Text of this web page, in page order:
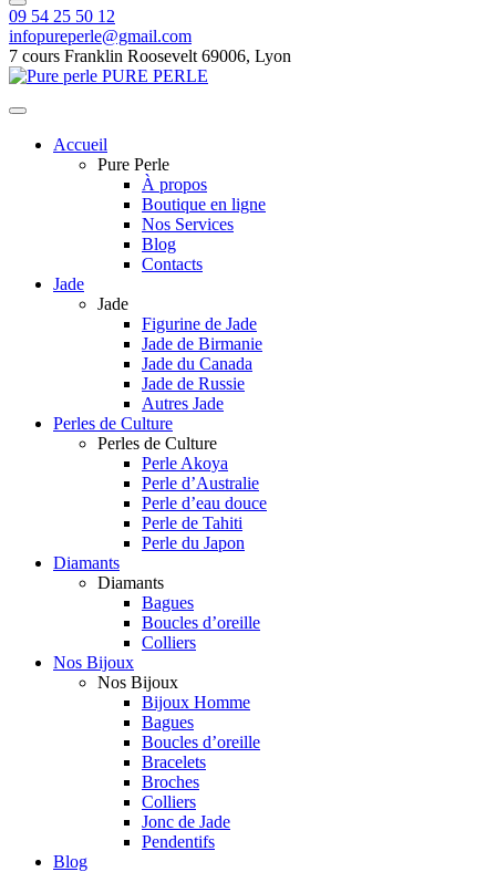
09 54 25 50 12
infopureperle@gmail.com
7 cours Franklin Roosevelt 69006, Lyon
PURE PERLE
Accueil
Pure Perle
À propos
Boutique en ligne
Nos Services
Blog
Contacts
Jade
Jade
Figurine de Jade
Jade de Birmanie
Jade du Canada
Jade de Russie
Autres Jade
Perles de Culture
Perles de Culture
Perle Akoya
Perle d’Australie
Perle d’eau douce
Perle de Tahiti
Perle du Japon
Diamants
Diamants
Bagues
Boucles d’oreille
Colliers
Nos Bijoux
Nos Bijoux
Bijoux Homme
Bagues
Boucles d’oreille
Bracelets
Broches
Colliers
Jonc de Jade
Pendentifs
Blog